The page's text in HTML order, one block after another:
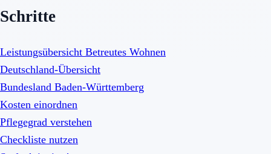
Schritte
Leistungsübersicht Betreutes Wohnen
Deutschland-Übersicht
Bundesland Baden-Württemberg
Kosten einordnen
Pflegegrad verstehen
Checkliste nutzen